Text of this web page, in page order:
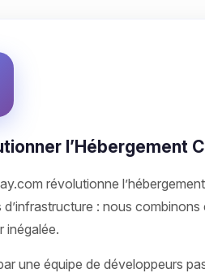
l’Hébergement
révolutionne
d’infrastructure : nous
inégalée.
une équipe de développeurs